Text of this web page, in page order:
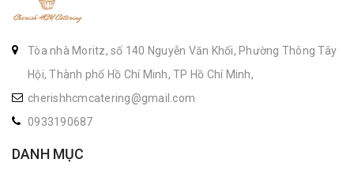
Tòa nhà Moritz, số 140 Nguyễn Văn Khối, Phường Thông Tây
Hội, Thành phố Hồ Chí Minh, TP Hồ Chí Minh,
cherishhcmcatering@gmail.com
0933190687
DANH MỤC